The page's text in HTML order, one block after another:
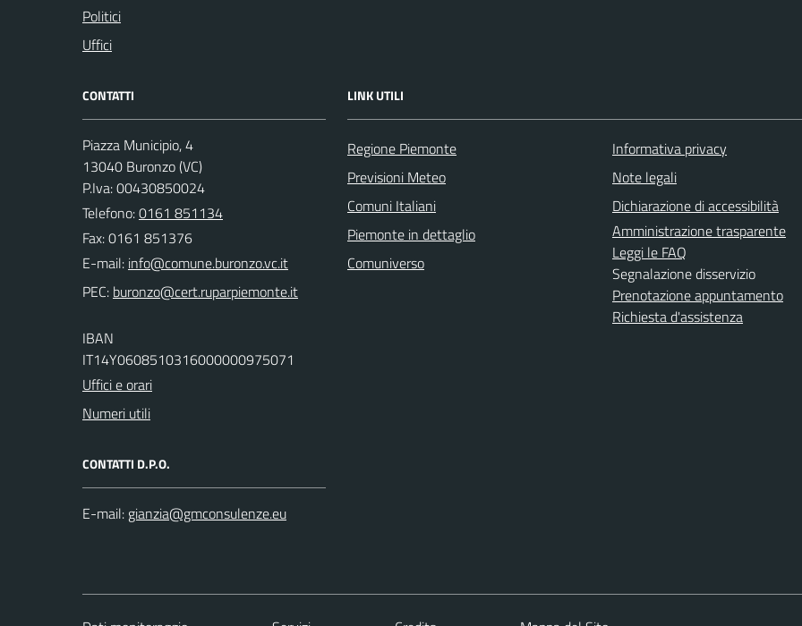
Politici
Uffici
CONTATTI
Piazza Municipio, 4
13040 Buronzo (VC)
P.Iva: 00430850024
Telefono:0161 851134
Fax: 0161 851376
E-mail:
PEC:
IBAN
IT14Y0608510316000000975071
Uffici e orari
Numeri utili
CONTATTI D.P.O.
E-mail:
LINK UTILI
Regione Piemonte
Previsioni Meteo
Comuni Italiani
Piemonte in dettaglio
Comuniverso
Informativa privacy
Note legali
Dichiarazione di accessibilità
Amministrazione trasparente
Leggi le FAQ
Segnalazione disservizio
Prenotazione appuntamento
Richiesta d'assistenza